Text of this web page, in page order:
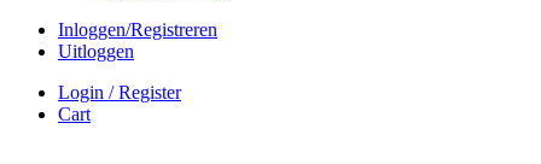
Inloggen/Registreren
Uitloggen
Login / Register
Cart